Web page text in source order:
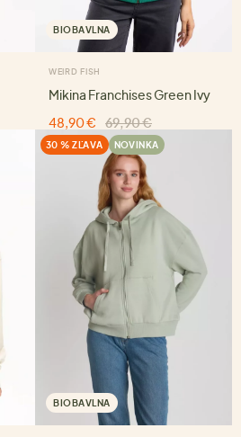
BIOBAVLNA
WEIRD FISH
Mikina Franchises Green Ivy
48,90 €
69,90 €
30 % ZĽAVA NOVINKA
BIOBAVLNA